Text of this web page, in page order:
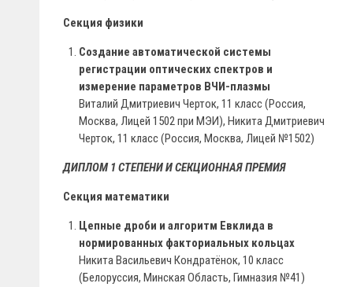
Секция физики
Создание автоматической системы
регистрации оптических спектров и
измерение параметров ВЧИ-плазмы
Виталий Дмитриевич Черток, 11 класс (Россия,
Москва, Лицей 1502 при МЭИ), Никита Дмитриевич
Черток, 11 класс (Россия, Москва, Лицей №1502)
ДИПЛОМ 1 СТЕПЕНИ И СЕКЦИОННАЯ ПРЕМИЯ
Секция математики
Цепные дроби и алгоритм Евклида в
нормированных факториальных кольцах
Никита Васильевич Кондратёнок, 10 класс
(Белоруссия, Минская Область, Гимназия №41)